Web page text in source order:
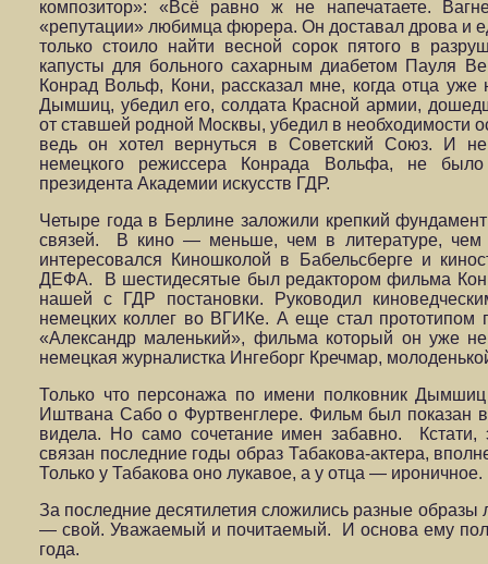
композитор»: «Всё равно ж не напечатаете.
«репутации» любимца фюрера. Он доставал дрова и
только стоило найти весной сорок пятого в
капусты для больного сахарным диабетом Пауля
Конрад Вольф, Кони, рассказал мне, когда отца
Дымшиц, убедил его, солдата Красной армии,
от ставшей родной Москвы, убедил в необходимости
ведь он хотел вернуться в Советский Союз. И
немецкого режиссера Конрада Вольфа, не
президента Академии искусств ГДР.
Четыре года в Берлине заложили крепкий фундамент
связей.
В кино — меньше, чем в литературе,
интересовался Киношколой в Бабельсберге и
ДЕФА.
В шестидесятые был редактором фильма
нашей с ГДР постановки. Руководил
немецких коллег во ВГИКе. А еще стал
«Александр маленький», фильма который он уже
немецкая журналистка Ингеборг Кречмар,
Только что персонажа по имени полковник
Иштвана Сабо о Фуртвенглере. Фильм был показан
видела. Но само сочетание имен забавно.
Кстати,
связан последние годы образ Табакова-актера,
Только у Табакова оно лукавое, а у отца — ироничное.
За последние десятилетия сложились разные
— свой. Уважаемый и почитаемый.
И основа ему
года.